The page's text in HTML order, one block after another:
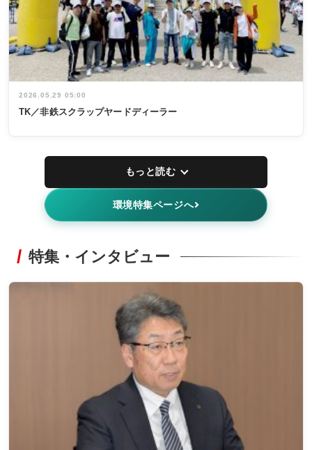
2026.05.29 05:00
TK／非鉄スクラップヤードディーラー
もっと読む
環境特集ページへ
特集・インタビュー